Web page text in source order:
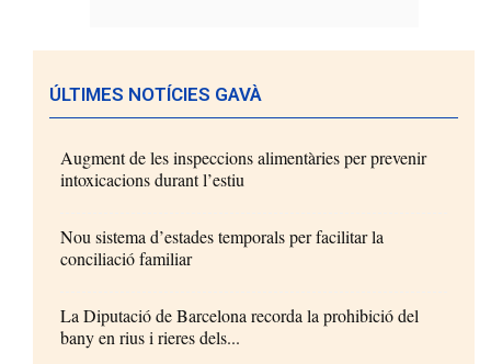
ÚLTIMES NOTÍCIES GAVÀ
Augment de les inspeccions alimentàries per prevenir
intoxicacions durant l’estiu
Nou sistema d’estades temporals per facilitar la
conciliació familiar
La Diputació de Barcelona recorda la prohibició del
bany en rius i rieres dels...